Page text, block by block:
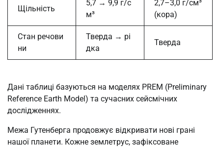
Щільність
5,7 → 9,9 г/с
м³
2,7–3,0 г/см³
(кора)
Стан речови
ни
Тверда → рі
дка
Тверда
Дані таблиці базуються на моделях PREM (Preliminary
Reference Earth Model) та сучасних сейсмічних
дослідженнях.
Межа Гутенберга продовжує відкривати нові грані
нашої планети. Кожне землетрус, зафіксоване